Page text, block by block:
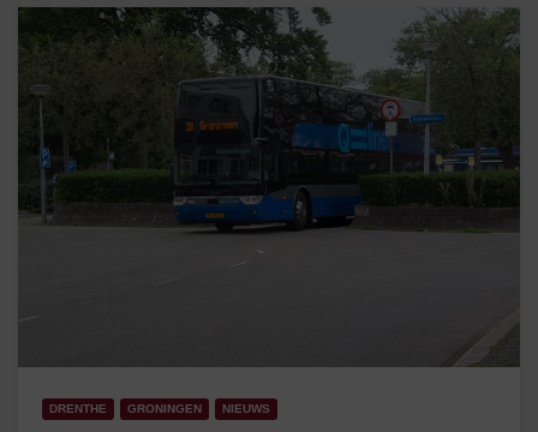
DRENTHE GRONINGEN NIEUWS